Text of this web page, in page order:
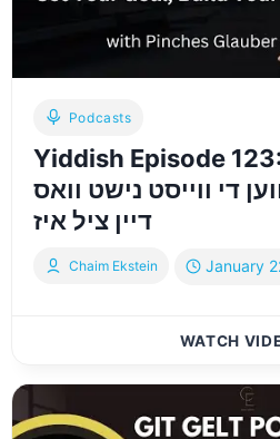
Podcasts
Yiddish Episode 123: וואס צו טוען און
די ווייסט נישט וואס
דיין ציל איז
Chaim Ekstein January
WATCH